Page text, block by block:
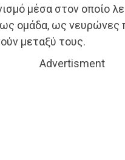
μέσα στον οποίο
ομάδα, ως νευρώνες
μεταξύ τους.
Advertisment